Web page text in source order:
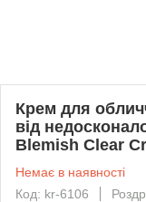
Крем для
від
Blemish Clear
Немає в наявності
Код: kr-6106